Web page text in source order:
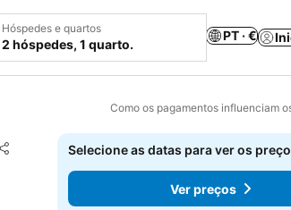
Hóspedes e quartos
2 hóspedes, 1 quarto.
PT · €
Como os pagamentos influenciam
Partilhar
Adicionar aos favoritos
Selecione as datas para ver os
Ver preços